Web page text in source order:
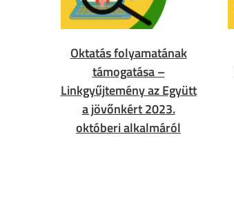
Oktatás folyamatának
támogatása –
Linkgyűjtemény az Együtt
a jövőnkért 2023.
októberi alkalmáról